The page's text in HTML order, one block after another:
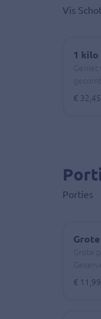
Vis
1 kilo
€ 32,45
Porties
€ 11,99